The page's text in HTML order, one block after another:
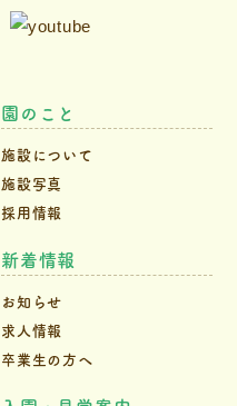
園のこと
施設について
施設写真
採用情報
新着情報
お知らせ
求人情報
卒業生の方へ